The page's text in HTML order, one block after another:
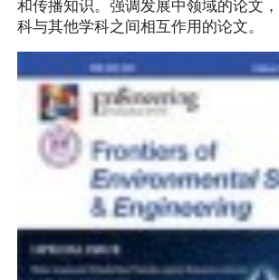
和传播知识。强调发展中领域的论文
科与其他学科之间相互作用的论文。